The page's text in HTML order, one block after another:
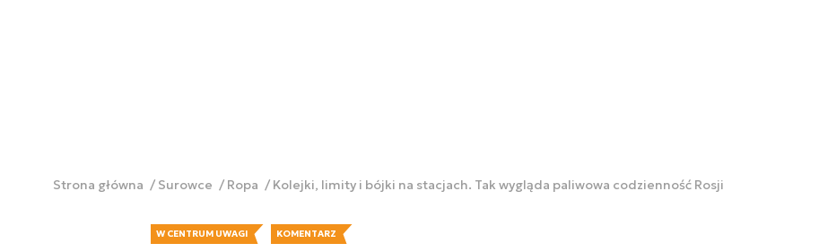
Strona główna Surowce Ropa Kolejki, limity i bójki na stacjach. Tak wygląda paliwowa codzienność Rosji
W CENTRUM UWAGI KOMENTARZ